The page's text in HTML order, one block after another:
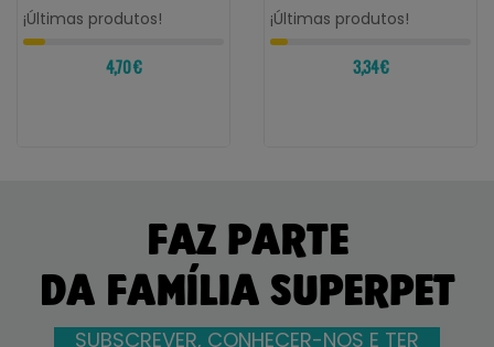
¡Últimas produtos!
4,70 €
¡Últimas produtos!
3,34 €
FAZ PARTE
DA FAMÍLIA SUPERPET
SUBSCREVER, CONHECER-NOS E TER